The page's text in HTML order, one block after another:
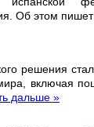
Об этом
решения
включая
дальше »